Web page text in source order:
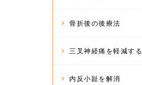
骨折後の後療法
三叉神経痛を軽減する
内反小趾を解消